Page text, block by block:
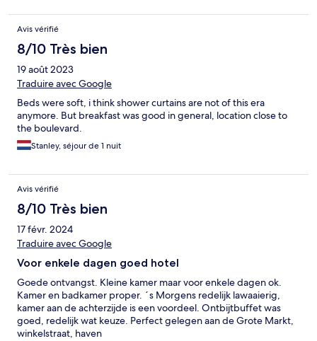
Avis vérifié
8/10 Très bien
19 août 2023
Traduire avec Google
Beds were soft, i think shower curtains are not of this era
anymore. But breakfast was good in general, location close to
the boulevard.
Stanley, séjour de 1 nuit
Avis vérifié
8/10 Très bien
17 févr. 2024
Traduire avec Google
Voor enkele dagen goed hotel
Goede ontvangst. Kleine kamer maar voor enkele dagen ok.
Kamer en badkamer proper. ´s Morgens redelijk lawaaierig,
kamer aan de achterzijde is een voordeel. Ontbijtbuffet was
goed, redelijk wat keuze. Perfect gelegen aan de Grote Markt,
winkelstraat, haven